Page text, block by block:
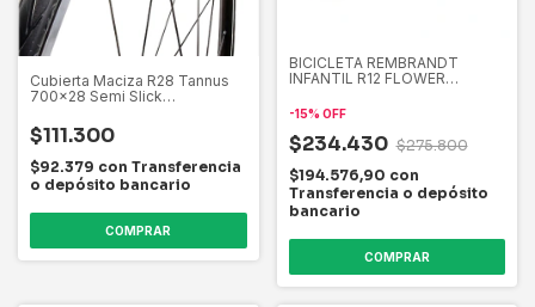
Cubierta Maciza R28 Tannus
700x28 Semi Slick
$111.300
$92.379 con Transferencia
o depósito bancario
BICICLETA REMBRANDT
INFANTIL R12 FLOWER
-15% OFF
$234.430 $275.800
$194.576,90 con
Transferencia o depósito
bancario
COMPRAR